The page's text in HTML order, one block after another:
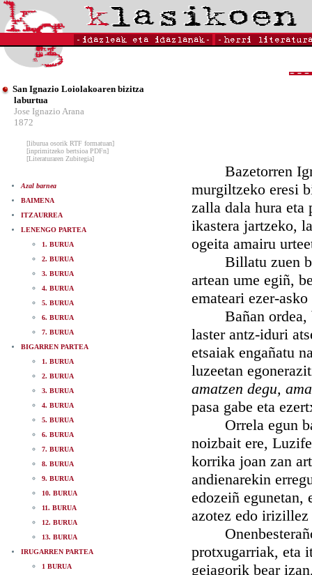
San Ignazio Loiolakoaren bizitza
laburtua
Jose Ignazio Arana
1872
[liburua osorik RTF formatuan]
[inprimitzeko bertsioa PDFn]
[Literaturaren Zubitegia]
Azal barnea
BAIMENA
ITZAURREA
LENENGO PARTEA
1. BURUA
2. BURUA
3. BURUA
4. BURUA
5. BURUA
6. BURUA
7. BURUA
BIGARREN PARTEA
1. BURUA
2. BURUA
3. BURUA
4. BURUA
5. BURUA
6. BURUA
7. BURUA
8. BURUA
9. BURUA
10. BURUA
11. BURUA
12. BURUA
13. BURUA
IRUGARREN PARTEA
1 BURUA
Bazetorren
murgiltzeko eresi
zalla dala hura eta
ikastera jartzeko,
ogeita amairu
Billatu zuen
artean ume egiñ,
emateari ezer-
Bañan ordea,
laster antz-iduri
etsaiak engañatu
luzeetan
amatzen degu,
pasa gabe eta
Orrela egun
noizbait ere,
korrika joan zan
andienarekin
edozeiñ egunetan,
azotez edo
Onenbesteraño
protxugarriak, eta
geiagorik bear